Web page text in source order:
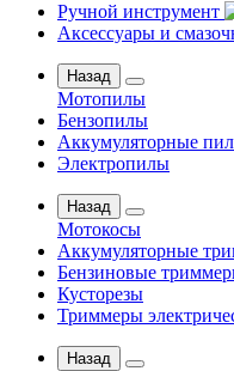
Ручной инструмент
Аксессуары и
Назад
Мотопилы
Бензопилы
Аккумуляторные
Электропилы
Назад
Мотокосы
Аккумуляторные
Бензиновые
Кусторезы
Триммеры
Назад